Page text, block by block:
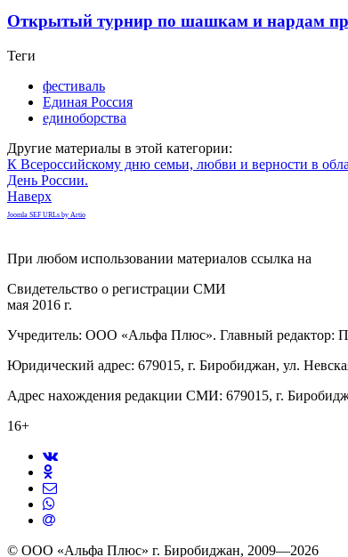
Открытый турнир по шашкам и нардам
Теги
фестиваль
Единая Россия
единоборства
Другие материалы в этой категории:
К Всероссийскому дню семьи, любви и верности в
День России.
Наверх
Joomla SEF URLs by Artio
При любом использовании материалов ссылка на
Свидетельство о регистрации СМИ
мая 2016 г.
Учредитель: ООО «Альфа Плюс». Главный редактор:
Юридический адрес: 679015, г. Биробиджан, ул.
Адрес нахождения редакции СМИ: 679015, г.
16+
© ООО «Альфа Плюс» г. Биробиджан, 2009—2026